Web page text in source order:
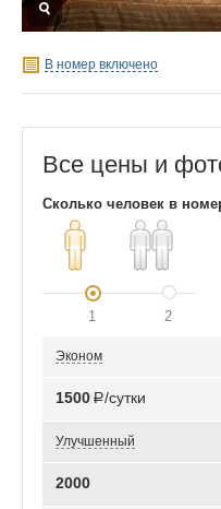
В номер включено
Все цены и
Сколько человек в
1 2
Эконом
1500 Р/сутки
Улучшенный
2000